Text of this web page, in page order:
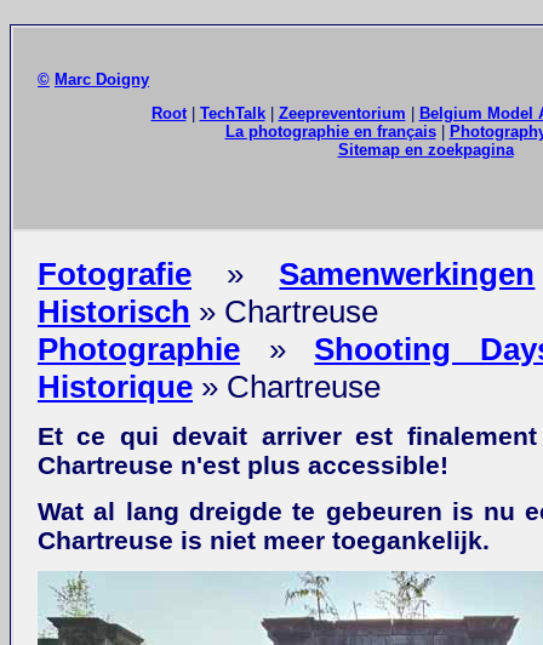
© Marc Doigny
Root| TechTalk| Zeepreventorium
Belgium Model
La photographie en français|
Sitemap en zoekpagina
Fotografie » Samenwerkingen
Historisch » Chartreuse
Photographie » Shooting
Historique » Chartreuse
Et ce qui devait arriver est
Chartreuse n'est plus accessible!
Wat al lang dreigde te gebeuren is nu
Chartreuse is niet meer toegankelijk.